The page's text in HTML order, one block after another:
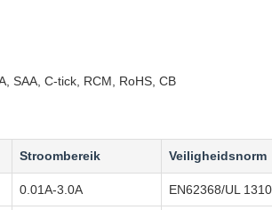
SAA, C-tick, RCM, RoHS, CB
Stroombereik Veiligheidsnorm
0.01A-3.0A EN62368/UL 1310